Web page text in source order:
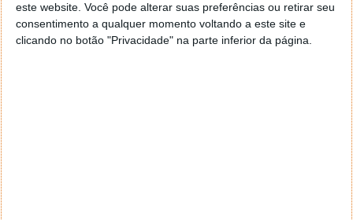
este website. Você pode alterar suas preferências ou retirar seu
consentimento a qualquer momento voltando a este site e
clicando no botão "Privacidade" na parte inferior da página.
Lentes super grande angular - Black Pearl Hi-
1634 de 16 megapixeis
Lentes super grande angular - Black Pearl Hi-